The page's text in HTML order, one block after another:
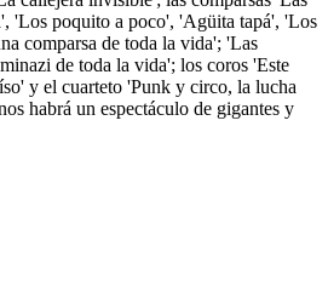
'Los poquito a poco', 'Agüita tapá', 'Los
comparsa de toda la vida'; 'Las
de toda la vida'; los coros 'Este
y el cuarteto 'Punk y circo, la lucha
habrá un espectáculo de gigantes y